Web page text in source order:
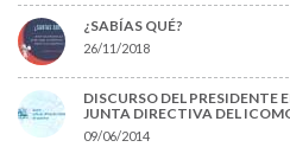
¿SABÍAS QUÉ?
26/11/2018
DISCURSO DEL PRESIDENTE
JUNTA DIRECTIVA DEL
09/06/2014